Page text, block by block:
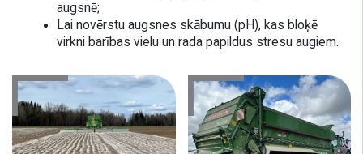
augsnē;
Lai novērstu augsnes skābumu (pH), kas bloķē
virkni barības vielu un rada papildus stresu augiem.